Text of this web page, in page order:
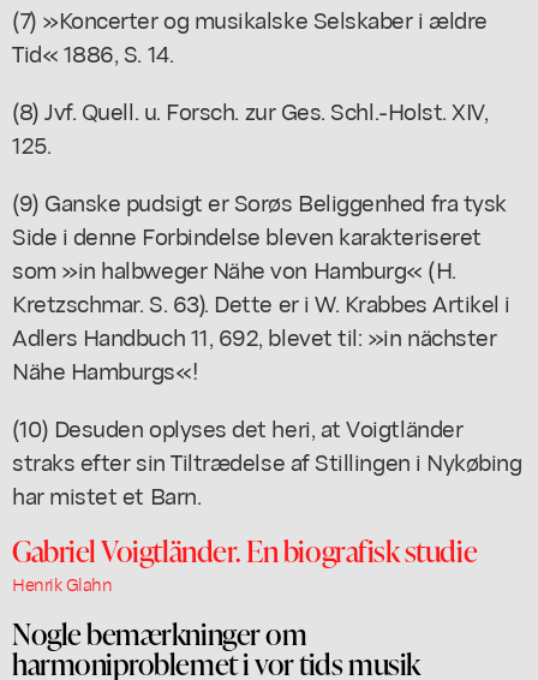
(7) »Koncerter og musikalske Selskaber i ældre
Tid« 1886, S. 14.
(8) Jvf. Quell. u. Forsch. zur Ges. Schl.-Holst. XIV,
125.
(9) Ganske pudsigt er Sorøs Beliggenhed fra tysk
Side i denne Forbindelse bleven karakteriseret
som »in halbweger Nähe von Hamburg« (H.
Kretzschmar. S. 63). Dette er i W. Krabbes Artikel i
Adlers Handbuch 11, 692, blevet til: »in nächster
Nähe Hamburgs«!
(10) Desuden oplyses det heri, at Voigtländer
straks efter sin Tiltrædelse af Stillingen i Nykøbing
har mistet et Barn.
Gabriel Voigtländer. En biografisk studie
Henrik Glahn
Nogle bemærkninger om
harmoniproblemet i vor tids musik